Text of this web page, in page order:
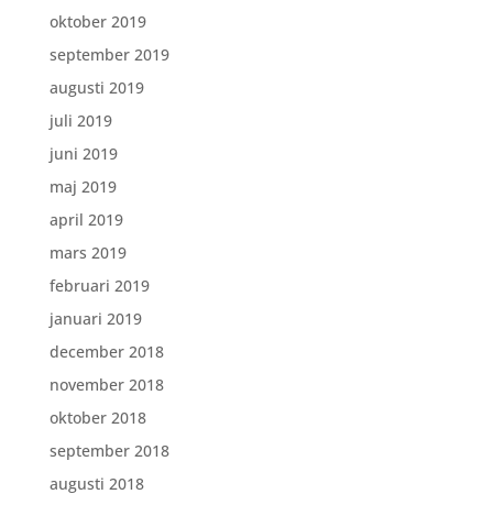
oktober 2019
september 2019
augusti 2019
juli 2019
juni 2019
maj 2019
april 2019
mars 2019
februari 2019
januari 2019
december 2018
november 2018
oktober 2018
september 2018
augusti 2018